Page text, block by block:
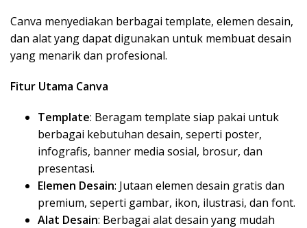
Canva menyediakan berbagai template, elemen desain,
dan alat yang dapat digunakan untuk membuat desain
yang menarik dan profesional.
Fitur Utama Canva
Template: Beragam template siap pakai untuk
berbagai kebutuhan desain, seperti poster,
infografis, banner media sosial, brosur, dan
presentasi.
Elemen Desain: Jutaan elemen desain gratis dan
premium, seperti gambar, ikon, ilustrasi, dan font.
Alat Desain: Berbagai alat desain yang mudah